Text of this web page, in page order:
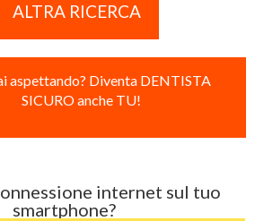
ALTRA RICERCA
aspettando? Diventa DENTISTA
SICURO anche TU!
internet sul tuo
smartphone?